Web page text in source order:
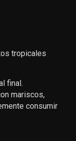
tropicales
final.
mariscos,
consumir